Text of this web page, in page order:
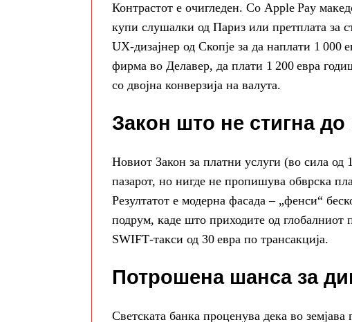
Контрастот е очигледен. Со Apple Pay
купи слушалки од Париз или претплата за
UX‑дизајнер од Скопје за да наплати 1
фирма во Делавер, да плати 1 200 евра
со двојна конверзија на валута.
Закон што не стигна до
Новиот Закон за платни услуги (во сила од
пазарот, но нигде не пропишува обврска
Резултатот е модерна фасада – „фенси“
подрум, каде што приходите од глобалниот
SWIFT‑такси од 30 евра по трансакција.
Потрошена шанса за
Светската банка проценува дека во